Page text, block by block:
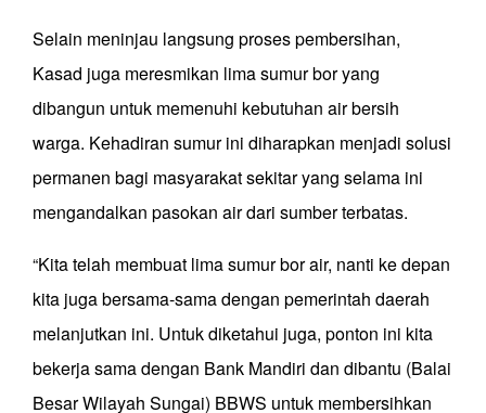
Selain meninjau langsung proses pembersihan,
Kasad juga meresmikan lima sumur bor yang
dibangun untuk memenuhi kebutuhan air bersih
warga. Kehadiran sumur ini diharapkan menjadi solusi
permanen bagi masyarakat sekitar yang selama ini
mengandalkan pasokan air dari sumber terbatas.
“Kita telah membuat lima sumur bor air, nanti ke depan
kita juga bersama-sama dengan pemerintah daerah
melanjutkan ini. Untuk diketahui juga, ponton ini kita
bekerja sama dengan Bank Mandiri dan dibantu (Balai
Besar Wilayah Sungai) BBWS untuk membersihkan